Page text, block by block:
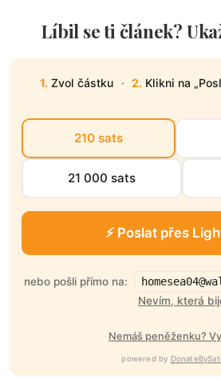
Líbil se ti článek?
1.Zvol částku · 2. Klikni na
210 sats
21 000 sats
⚡ Poslat přes
nebo pošli přímo na:
Nevím, která
Nemáš peněženku?
powered by